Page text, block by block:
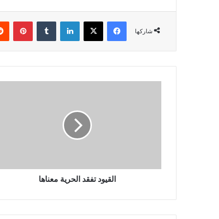
شاركها
فيسبوك X لينكدإن
القيود تفقد الحرية معناها